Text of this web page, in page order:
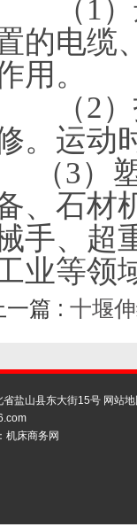
（ 1
的电缆
用。
（2
。运动
（3）
、石材
手、超
业等领
一篇 : 十堰
省盐山县东大街15号 网站
机床商务网